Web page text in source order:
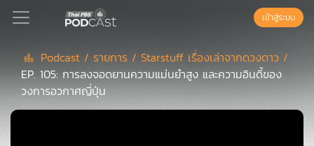
Podcast
เข้าสู่ระบบ
Podcast / รายการ / Starstuff เรื่องเล่าจากดวงดาว /
EP. 105: การลงจอดยานความแม่นยำสูง และความอินดี้ของ
วงการอวกาศญี่ปุ่น